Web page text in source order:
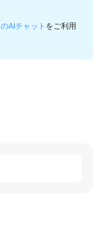
AIチャット をご利用